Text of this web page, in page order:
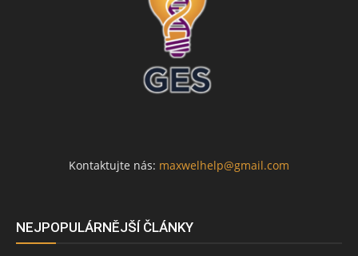
Kontaktujte nás: maxwelhelp@gmail.com
NEJPOPULÁRNĚJŠÍ ČLÁNKY